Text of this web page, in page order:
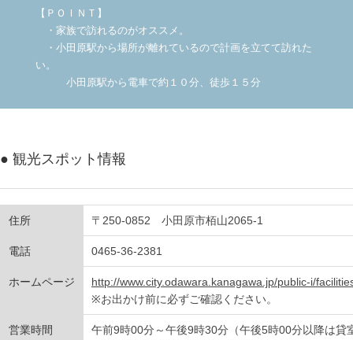
【ＰＯＩＮＴ】
・家族で訪れるのがオススメ。
・小田原駅から場所が離れているので計画を立てて訪れた
い。
小田原駅から電車で約１０分、徒歩１５分
● 観光スポット情報
住所 〒250-0852 小田原市栢山2065-1
電話 0465-36-2381
ホームページ
http://www.city.odawara.kanagawa.jp/public-i/
※お出かけ前に必ずご確認ください。
営業時間
午前9時00分～午後9時30分（午後5時00分以降は貸